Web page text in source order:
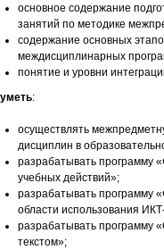
основное содержание
занятий по методике
содержание основных
междисциплинарных
понятие и уровни
уметь:
осуществлять
дисциплин в
разрабатывать программу
учебных действий»;
разрабатывать программу
области использования
разрабатывать программу
текстом»;